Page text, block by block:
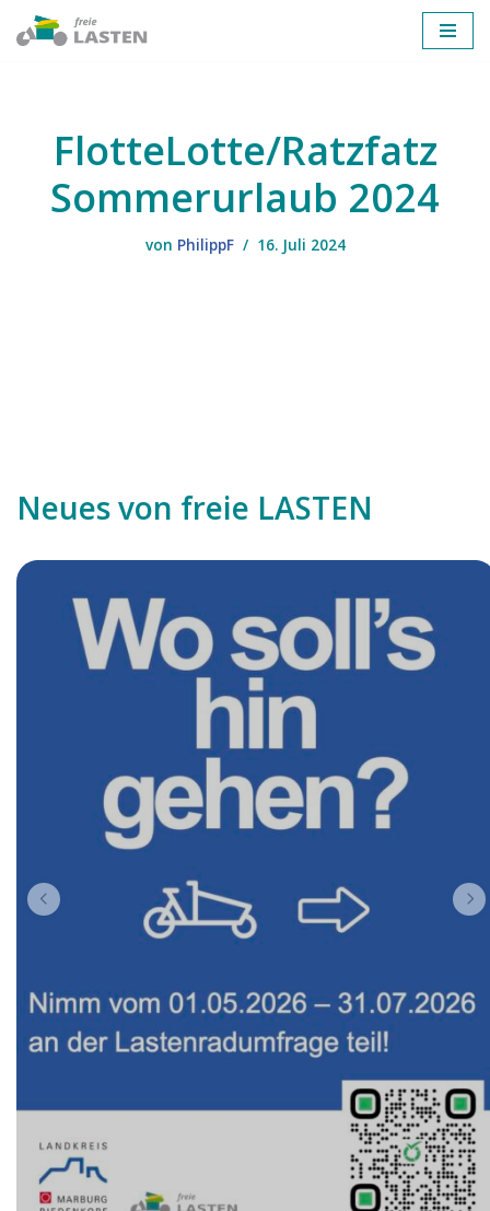
FlotteLotte/Ratzfatz
Sommerurlaub 2024
von PhilippF 16. Juli 2024
Neues von freie LASTEN